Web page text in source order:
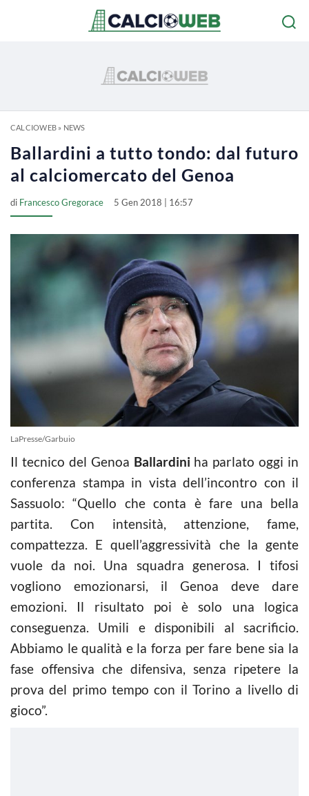
CALCIOWEB» NEWS
Ballardini a tutto tondo: dal futuro
al calciomercato del Genoa
di Francesco Gregorace 5 Gen 2018 | 16:57
LaPresse/Garbuio
Il tecnico del Genoa Ballardini ha parlato oggi in
conferenza stampa in vista dell’incontro con il
Sassuolo: “Quello che conta è fare una bella
partita. Con intensità, attenzione, fame,
compattezza. E quell’aggressività che la gente
vuole da noi. Una squadra generosa. I tifosi
vogliono emozionarsi, il Genoa deve dare
emozioni. Il risultato poi è solo una logica
conseguenza. Umili e disponibili al sacrificio.
Abbiamo le qualità e la forza per fare bene sia la
fase offensiva che difensiva, senza ripetere la
prova del primo tempo con il Torino a livello di
gioco”.